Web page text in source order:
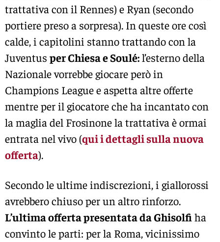
trattativa con il Rennes) e Ryan (secondo
portiere preso a sorpresa). In queste ore così
calde, i capitolini stanno trattando con la
Juventus per Chiesa e Soulé:l’esterno della
Nazionale vorrebbe giocare però in
Champions League e aspetta altre offerte
mentre per il giocatore che ha incantato con
la maglia del Frosinone la trattativa è ormai
entrata nel vivo (qui i dettagli sulla nuova
offerta).
Secondo le ultime indiscrezioni, i giallorossi
avrebbero chiuso per un altro rinforzo.
L’ultima offerta presentata da Ghisolfiha
convinto le parti: per la Roma, vicinissimo